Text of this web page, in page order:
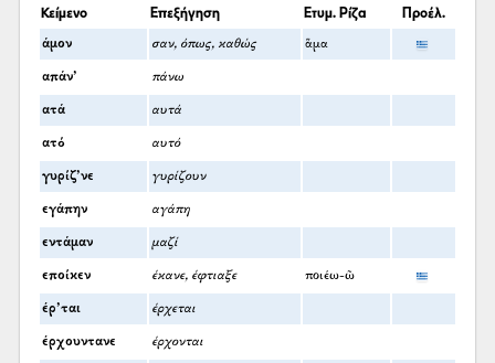
Κείμενο Επεξήγηση Ετυμ. Ρίζα Προέλ.
άμον σαν, όπως, καθώς ἅμα
απάν’ πάνω
ατά αυτά
ατό αυτό
γυρίζ’νε γυρίζουν
εγάπην αγάπη
εντάμαν μαζί
εποίκεν έκανε, έφτιαξε ποιέω-ῶ
έρ’ται έρχεται
έρχουντανε έρχονται